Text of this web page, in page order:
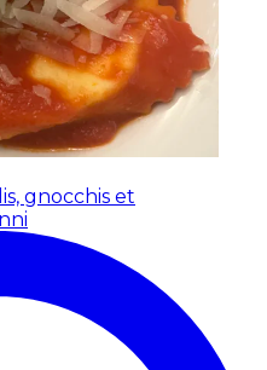
gnocchis et